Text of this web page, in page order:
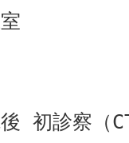
後 初診察（